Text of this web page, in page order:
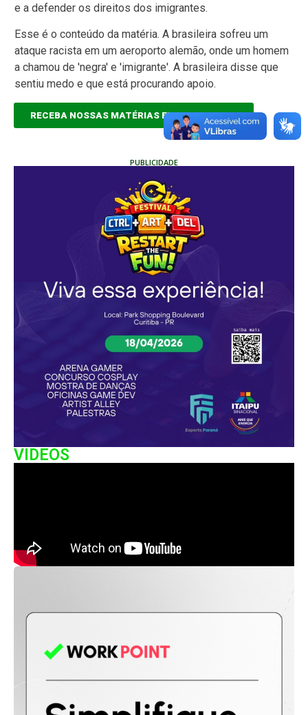
e a defender os direitos dos imigrantes.
Esse é o conteúdo da matéria. A brasileira sofreu um
ataque racista em um aeroporto alemão, onde um homem
a chamou de 'negra' e 'imigrante'. A brasileira disse que
sentiu medo e que está procurando apoio.
RECEBA NOSSAS MATÉRIAS EM TEMPO REAL
PUBLICIDADE
VIDEOS